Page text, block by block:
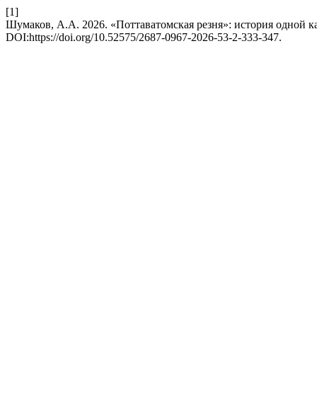
[1]
Шумаков, А.А. 2026. «Поттаватомская резня»: история одной
DOI:https://doi.org/10.52575/2687-0967-2026-53-2-333-347.